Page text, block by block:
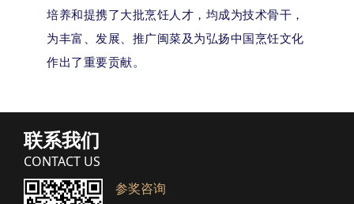
培养和提携了大批烹饪人才，均成为技术骨干，
为丰富、发展、推广闽菜及为弘扬中国烹饪文化
作出了重要贡献。
联系我们
CONTACT US
参奖咨询